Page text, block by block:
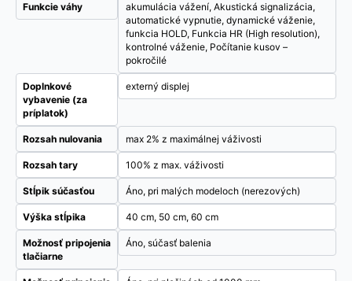
Funkcie váhy
akumulácia vážení, Akustická signalizácia,
automatické vypnutie, dynamické váženie,
funkcia HOLD, Funkcia HR (High resolution),
kontrolné váženie, Počítanie kusov –
pokročilé
Doplnkové
vybavenie (za
príplatok)
externý displej
Rozsah nulovania max 2% z maximálnej váživosti
Rozsah tary 100% z max. váživosti
Stĺpik súčasťou Áno, pri malých modeloch (nerezových)
Výška stĺpika 40 cm, 50 cm, 60 cm
Možnosť pripojenia
tlačiarne
Áno, súčasť balenia